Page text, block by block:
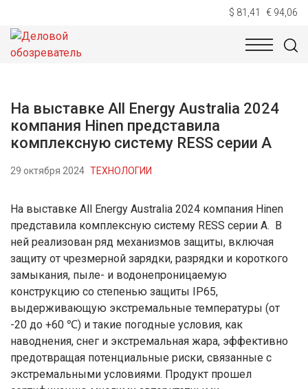
$ 81,41 € 94,06
НОВОСТИ
На выставке All Energy Australia 2024
компания Hinen представила
комплексную систему RESS серии A
29 октября 2024 ТЕХНОЛОГИИ
На выставке All Energy Australia 2024 компания Hinen
представила комплексную систему RESS серии A. В
ней реализован ряд механизмов защиты, включая
защиту от чрезмерной зарядки, разрядки и короткого
замыкания, пыле- и водонепроницаемую
конструкцию со степенью защиты IP65,
выдерживающую экстремальные температуры (от
-20 до +60 ℃) и такие погодные условия, как
наводнения, снег и экстремальная жара, эффективно
предотвращая потенциальные риски, связанные с
экстремальными условиями. Продукт прошел